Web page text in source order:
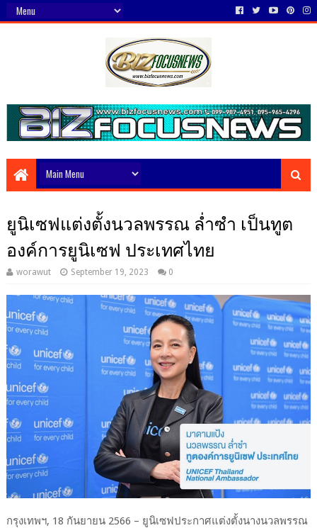
ยูนิเซฟแต่งตั้งนวลพรรณ ล่ำซำ เป็นทูต
องค์การยูนิเซฟ ประเทศไทย
worawut September 19, 2023 0
กรุงเทพฯ, 18 กันยายน 2566 – ยูนิเซฟประกาศแต่งตั้งนางนวลพรรณ